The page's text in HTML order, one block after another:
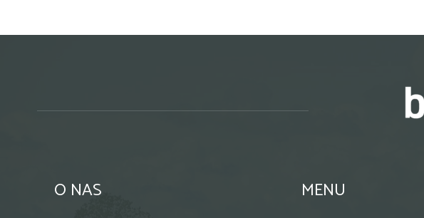
O NAS MENU